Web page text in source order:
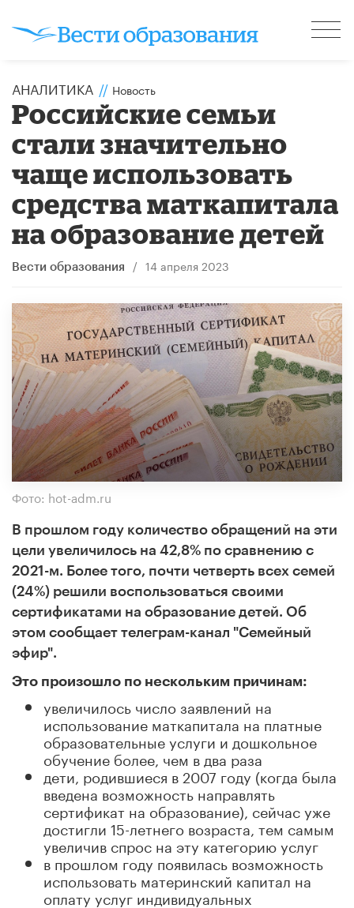
АНАЛИТИКА // Новость
Российские семьи
стали значительно
чаще использовать
средства маткапитала
на образование детей
Вести образования / 14 апреля 2023
Фото: hot-adm.ru
В прошлом году количество обращений на эти
цели увеличилось на 42,8% по сравнению с
2021-м. Более того, почти четверть всех семей
(24%) решили воспользоваться своими
сертификатами на образование детей. Об
этом сообщает телеграм-канал "Семейный
эфир".
Это произошло по нескольким причинам:
увеличилось число заявлений на
использование маткапитала на платные
образовательные услуги и дошкольное
обучение более, чем в два раза
дети, родившиеся в 2007 году (когда была
введена возможность направлять
сертификат на образование), сейчас уже
достигли 15-летнего возраста, тем самым
увеличив спрос на эту категорию услуг
в прошлом году появилась возможность
использовать материнский капитал на
оплату услуг индивидуальных